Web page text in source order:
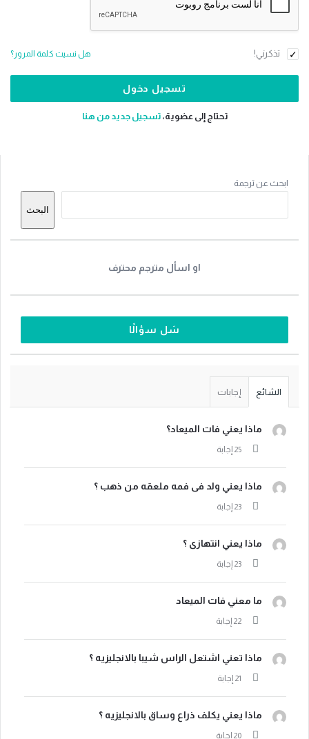
تذكرني! هل نسيت كلمة المرور؟
تحتاج إلى عضوية، ‫تسجيل جديد من هنا
الجانبية
ابحث عن ترجمة
البحث
او اسأل مترجم محترف
سَل سؤالًا
الشائع إجابات
ماذا يعني فات الميعاد؟
ماذا يعني ولد فى فمه ملعقه من ذهب ؟
ماذا يعني انتهازى ؟
ما معني فات الميعاد
ماذا تعني اشتعل الراس شيبا بالانجليزيه ؟
ماذا يعني يكلف ذراع وساق بالانجليزيه ؟